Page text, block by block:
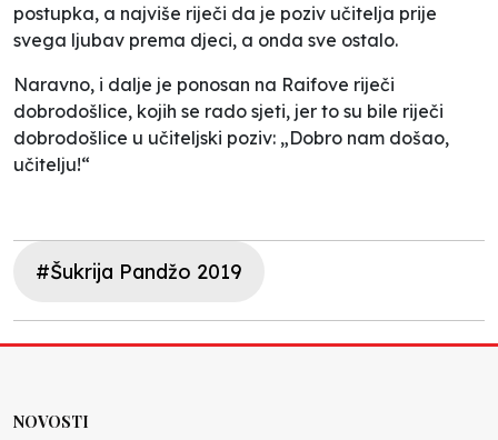
postupka, a najviše riječi da je poziv učitelja prije
svega ljubav prema djeci, a onda sve ostalo.
Naravno, i dalje je ponosan na Raifove riječi
dobrodošlice, kojih se rado sjeti, jer to su bile riječi
dobrodošlice u učiteljski poziv: „Dobro nam došao,
učitelju!“
#Šukrija Pandžo 2019
NOVOSTI